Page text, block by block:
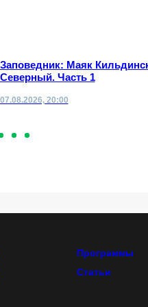
Заповедник: Маяк
Северный. Часть 1
07.08.2026, 20:00
Программы
Статьи